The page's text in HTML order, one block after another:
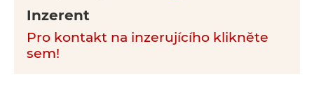
Inzerent
Pro kontakt na inzerujícího klikněte
sem!